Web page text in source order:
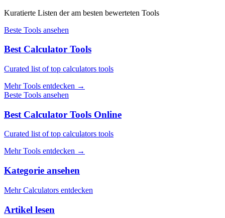
Kuratierte Listen der am besten bewerteten Tools
Beste Tools ansehen
Best Calculator Tools
Curated list of top calculators tools
Mehr Tools entdecken →
Beste Tools ansehen
Best Calculator Tools Online
Curated list of top calculators tools
Mehr Tools entdecken →
Kategorie ansehen
Mehr Calculators entdecken
Artikel lesen